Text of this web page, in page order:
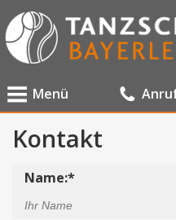
Menü
Kontakt
Name:*